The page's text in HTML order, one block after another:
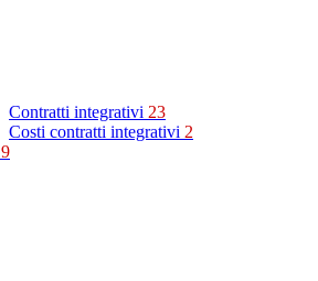
Contratti integrativi 23
Costi contratti integrativi 2
9